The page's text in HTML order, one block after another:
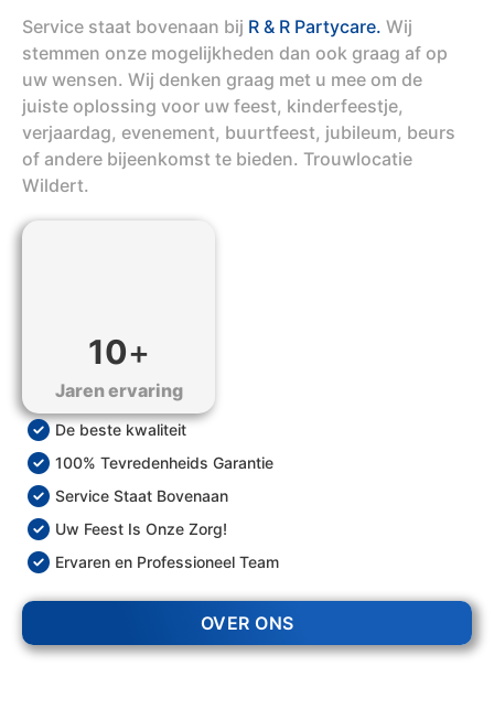
Service staat bovenaan bij R & R Partycare. Wij
stemmen onze mogelijkheden dan ook graag af op
uw wensen. Wij denken graag met u mee om de
juiste oplossing voor uw feest, kinderfeestje,
verjaardag, evenement, buurtfeest, jubileum, beurs
of andere bijeenkomst te bieden. Trouwlocatie
Wildert.
10+
Jaren ervaring
De beste kwaliteit
100% Tevredenheids Garantie
Service Staat Bovenaan
Uw Feest Is Onze Zorg!
Ervaren en Professioneel Team
OVER ONS